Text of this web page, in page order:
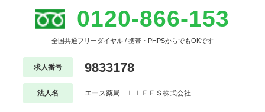
0120-866-153
全国共通フリーダイヤル / 携帯・PHPSからでもOKです
求人番号 9833178
法人名 エース薬局 ＬＩＦＥＳ株式会社